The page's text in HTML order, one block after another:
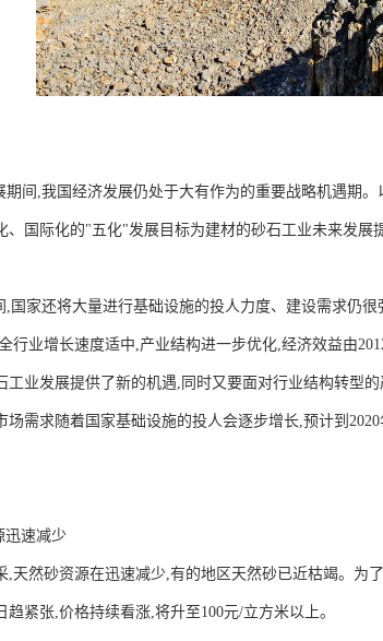
期间,我国经济发展仍处于大有作为的重要战略机遇期
、国际化的"五化"发展目标为建材的砂石工业未来发
,国家还将大量进行基础设施的投人力度、建设需求仍
行业增长速度适中,产业结构进一步优化,经济效益由
工业发展提供了新的机遇,同时又要面对行业结构转型的
场需求随着国家基础设施的投人会逐步增长,预计到
迅速减少
,天然砂资源在迅速减少,有的地区天然砂已近枯竭。为
趋紧张,价格持续看涨,将升至100元/立方米以上。